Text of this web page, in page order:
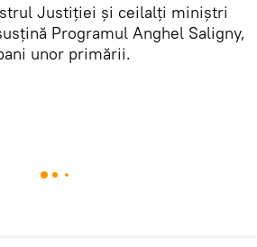
Justiției și ceilalți miniștri
Programul Anghel Saligny,
unor primării.